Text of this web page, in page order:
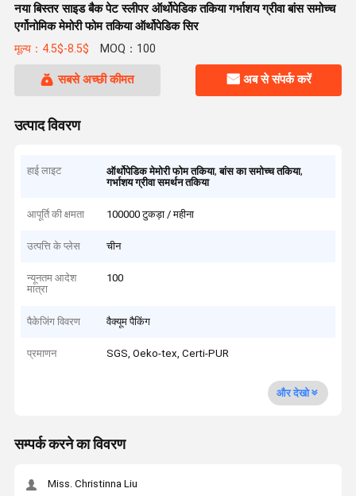
नया बिस्तर साइड बैक पेट स्लीपर ऑर्थोपेडिक तकिया गर्भाशय ग्रीवा बांस समोच्च
एर्गोनोमिक मेमोरी फोम तकिया ऑर्थोपेडिक सिर
मूल्य：4.5$-8.5$ MOQ：100
सबसे अच्छी कीमत अब से संपर्क करें
उत्पाद विवरण
हाई लाइट ऑर्थोपेडिक मेमोरी फोम तकिया,बांस का समोच्च तकिया,
गर्भाशय ग्रीवा समर्थन तकिया
आपूर्ति की क्षमता 100000 टुकड़ा / महीना
उत्पत्ति के प्लेस चीन
न्यूनतम आदेश
मात्रा
100
पैकेजिंग विवरण वैक्यूम पैकिंग
प्रमाणन SGS, Oeko-tex, Certi-PUR
और देखो
सम्पर्क करने का विवरण
Miss. Christinna Liu